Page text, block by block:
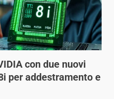
con due nuovi
per addestramento e